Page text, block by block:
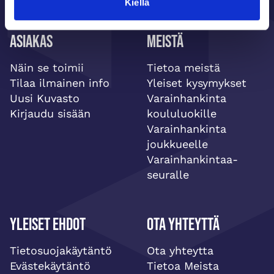
Kiellä
Asiakas
Näin se toimii
Tilaa ilmainen info
Uusi Kuvasto
Kirjaudu sisään
Meistä
Tietoa meistä
Yleiset kysymykset
Varainhankinta
koululuokille
Varainhankinta
joukkueelle
Varainhankintaa-
seuralle
Yleiset ehdot
Tietosuojakäytäntö
Evästekäytäntö
Ota yhteyttä
Ota yhteytta
Tietoa Meista